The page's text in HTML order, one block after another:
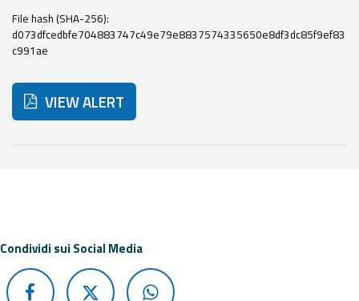
Weather and sea
forecasts
data
Report
Updates
File hash (SHA-256):
d073dfcedbfe704883747c49e79e8837574335650e8df3dc85f9ef83
c991ae
VIEW ALERT
Condividi sui Social Media